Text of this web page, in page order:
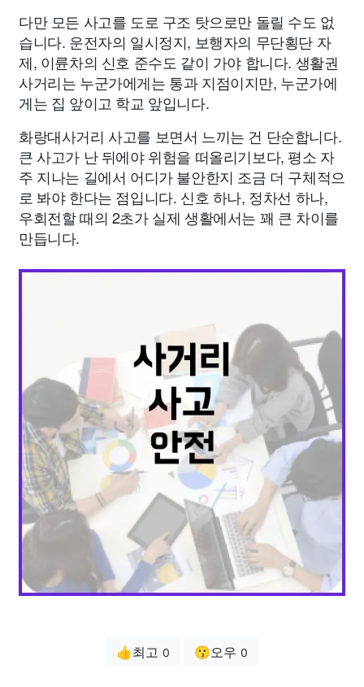
다만 모든 사고를 도로 구조 탓으로만 돌릴 수도 없
습니다. 운전자의 일시정지, 보행자의 무단횡단 자
제, 이륜차의 신호 준수도 같이 가야 합니다. 생활권
사거리는 누군가에게는 통과 지점이지만, 누군가에
게는 집 앞이고 학교 앞입니다.
화랑대사거리 사고를 보면서 느끼는 건 단순합니다.
큰 사고가 난 뒤에야 위험을 떠올리기보다, 평소 자
주 지나는 길에서 어디가 불안한지 조금 더 구체적으
로 봐야 한다는 점입니다. 신호 하나, 정차선 하나,
우회전할 때의 2초가 실제 생활에서는 꽤 큰 차이를
만듭니다.
👍최고 0 😗오우 0